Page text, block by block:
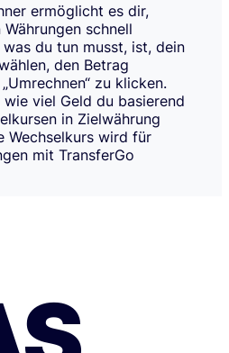
ermöglicht es dir,
schnell
du tun musst, ist, dein
den Betrag
zu klicken.
viel Geld du basierend
in Zielwährung
Wechselkurs wird für
mit TransferGo